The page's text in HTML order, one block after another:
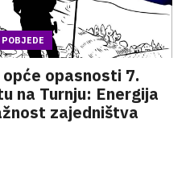
opasnosti 7.
na Turnju: Energija
zajedništva